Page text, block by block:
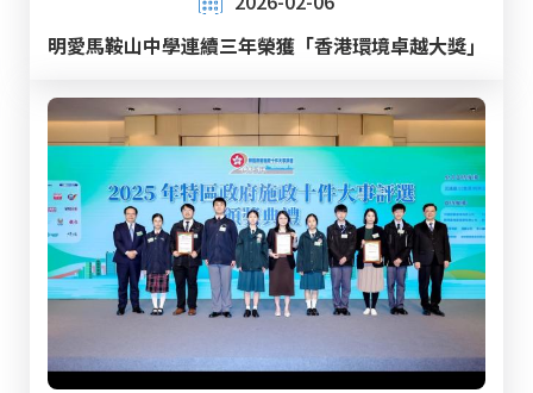
明愛馬鞍山中學連續三年榮獲「香港環境卓越大獎」